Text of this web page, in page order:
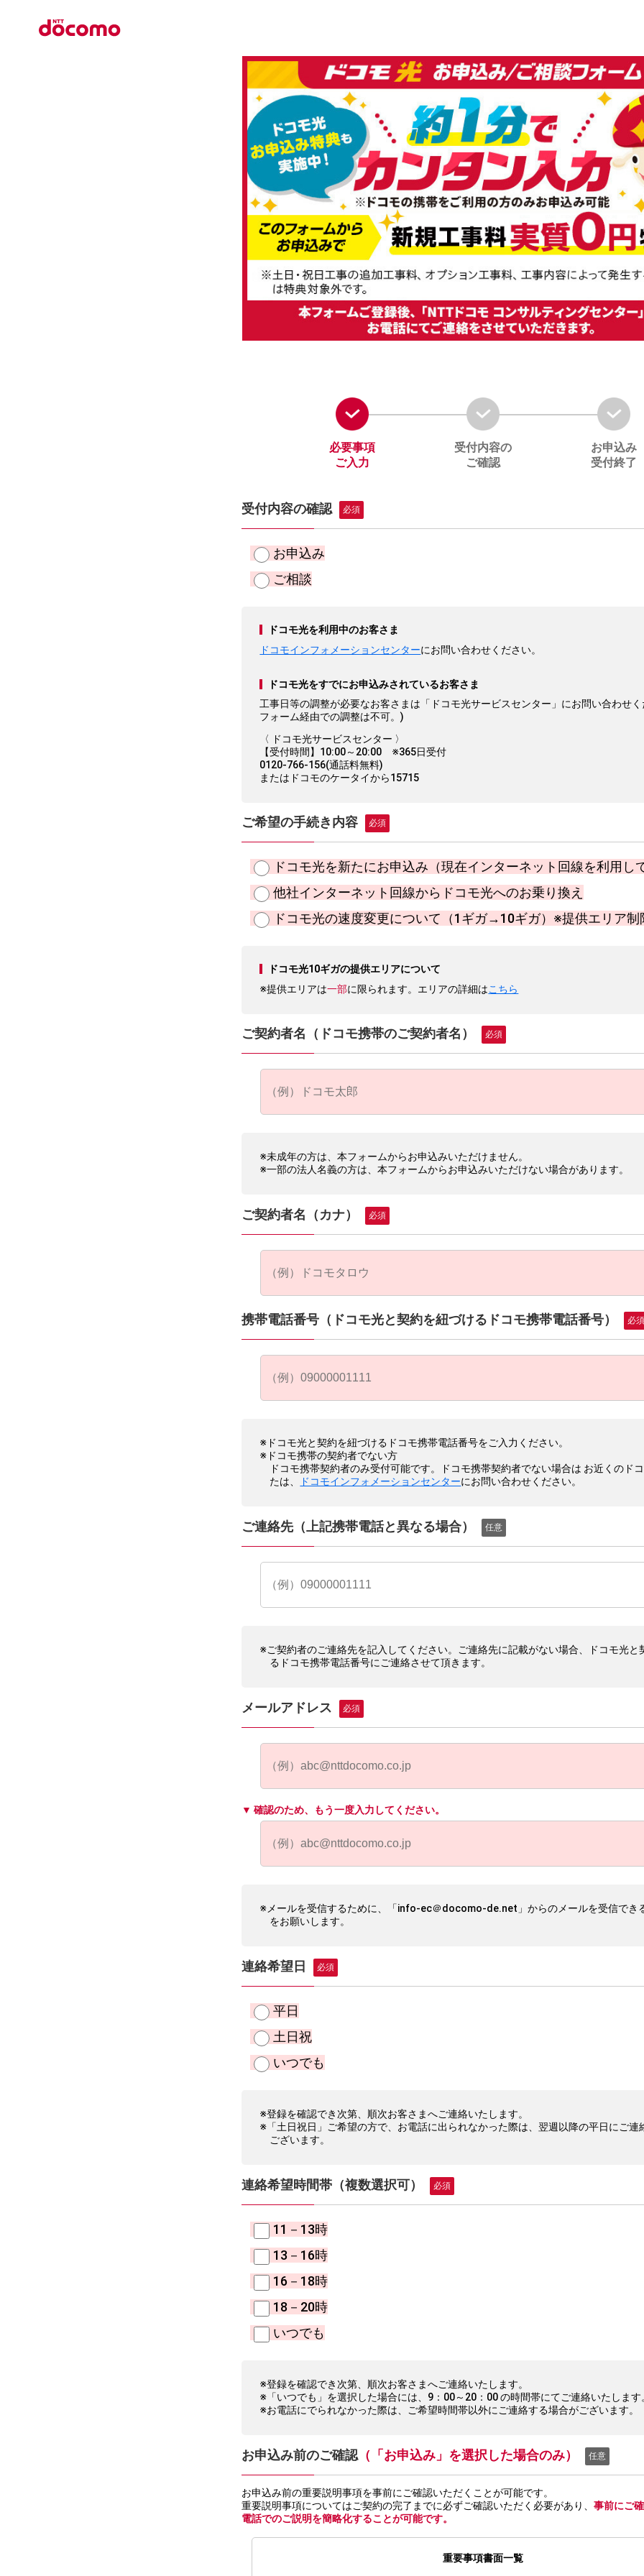
必要事項
ご入力
受付内容の
ご確認
お申込み
受付終了
受付内容の確認 必須
お申込み
ご相談
ドコモ光を利用中のお客さま
ドコモインフォメーションセンターにお問い合わせください。
ドコモ光をすでにお申込みされているお客さま
工事日等の調整が必要なお客さまは「ドコモ光サービスセンター」にお問い合わせ
フォーム経由での調整は不可。)
〈 ドコモ光サービスセンター 〉
【受付時間】10:00～20:00 ※365日受付
0120-766-156(通話料無料)
またはドコモのケータイから15715
ご希望の手続き内容 必須
ドコモ光を新たにお申込み（現在インターネット回線を利用し
他社インターネット回線からドコモ光へのお乗り換え
ドコモ光の速度変更について（1ギガ→10ギガ）※提供エリア制
ドコモ光10ギガの提供エリアについて
※提供エリアは一部に限られます。エリアの詳細はこちら
ご契約者名（ドコモ携帯のご契約者名） 必須
※未成年の方は、本フォームからお申込みいただけません。
※一部の法人名義の方は、本フォームからお申込みいただけない場合があります。
ご契約者名（カナ） 必須
携帯電話番号（ドコモ光と契約を紐づけるドコモ携帯電話番号） 必須
※ドコモ光と契約を紐づけるドコモ携帯電話番号をご入力ください。
※ドコモ携帯の契約者でない方
ドコモ携帯契約者のみ受付可能です。ドコモ携帯契約者でない場合は お近くのド
たは、
ドコモインフォメーションセンターにお問い合わせください。
ご連絡先（上記携帯電話と異なる場合） 任意
※ご契約者のご連絡先を記入してください。ご連絡先に記載がない場合、ドコモ光と
るドコモ携帯電話番号にご連絡させて頂きます。
メールアドレス 必須
▼ 確認のため、もう一度入力してください。
※メールを受信するために、「info-ec＠docomo-de.net」からのメールを受信でき
をお願いします。
連絡希望日 必須
平日
土日祝
いつでも
※登録を確認でき次第、順次お客さまへご連絡いたします。
※「土日祝日」ご希望の方で、お電話に出られなかった際は、翌週以降の平日にご連
ございます。
連絡希望時間帯（複数選択可） 必須
11－13時
13－16時
16－18時
18－20時
いつでも
※登録を確認でき次第、順次お客さまへご連絡いたします。
※「いつでも」を選択した場合には、9：00～20：00 の時間帯にてご連絡いたします
※お電話にでられなかった際は、ご希望時間帯以外にご連絡する場合がございます。
お申込み前のご確認（「お申込み」を選択した場合のみ） 任意
お申込み前の重要説明事項を事前にご確認いただくことが可能です。
重要説明事項についてはご契約の完了までに必ずご確認いただく必要があり、事前にご
電話でのご説明を簡略化することが可能です。
重要事項書面一覧